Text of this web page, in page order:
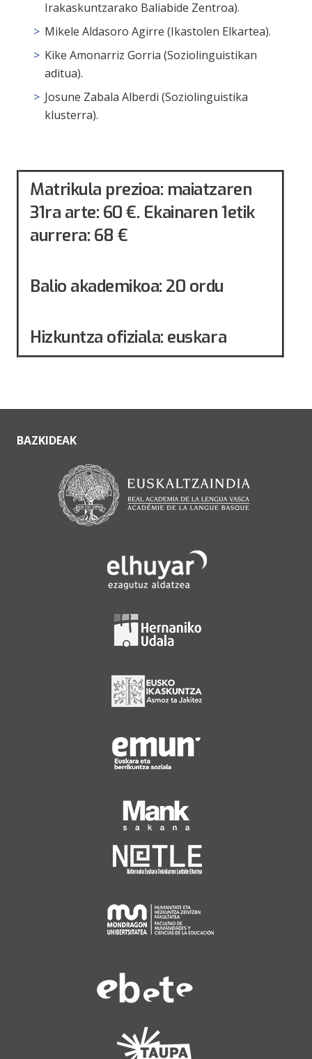
Irakaskuntzarako Baliabide Zentroa).
Mikele Aldasoro Agirre (Ikastolen Elkartea).
Kike Amonarriz Gorria (Soziolinguistikan
aditua).
Josune Zabala Alberdi (Soziolinguistika
klusterra).
Matrikula prezioa: maiatzaren
31ra arte: 60 €. Ekainaren 1etik
aurrera: 68 €
Balio akademikoa: 20 ordu
Hizkuntza ofiziala: euskara
BAZKIDEAK